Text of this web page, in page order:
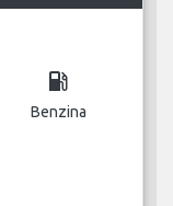
local_gas_station
Benzina